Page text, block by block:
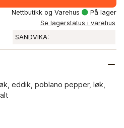
Nettbutikk og Varehus
På lager
Se lagerstatus i varehus
SANDVIKA:
eddik, poblano pepper, løk,